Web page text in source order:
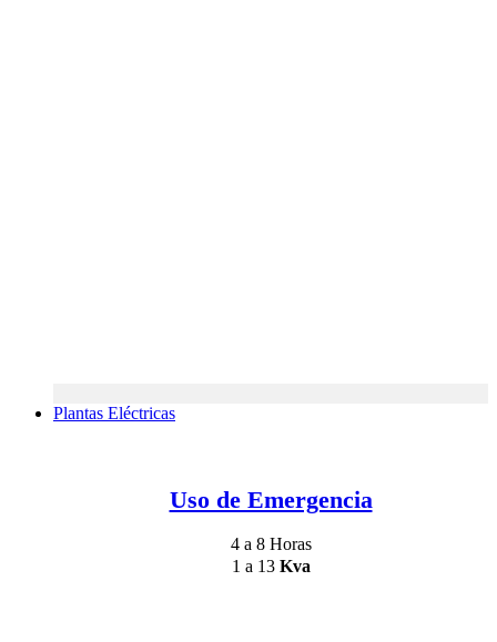
Plantas Eléctricas
Uso de Emergencia
4 a 8 Horas
1 a 13 Kva